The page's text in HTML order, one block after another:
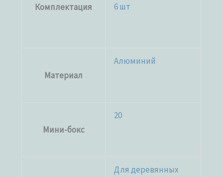
Комплектация
6 шт
Материал
Алюминий
Мини-бокс
20
Для деревянных